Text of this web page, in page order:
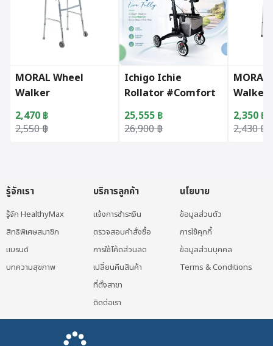
MORAL Wheel
Walker
2,550฿
Original price was: 2,550 ฿.
2,470 ฿
Current price is: 2,470 ฿.
Ichigo Ichie
Rollator #Comfort
Walk
26,900฿
Original price was: 26,900 ฿.
25,555 ฿
Current price is: 25,555 ฿.
Walker
2,430฿
Original
2,350 ฿
Current
รู้จักเรา
รู้จัก HealthyMax
สิทธิพิเศษสมาชิก
แบรนด์
บทความสุขภาพ
บริการลูกค้า
แจ้งการชำระเงิน
ตรวจสอบคำสั่งซื้อ
การใช้โค้ดส่วนลด
เปลี่ยนคืนสินค้า
ที่ตั้งสาขา
ติดต่อเรา
นโยบาย
ข้อมูลส่วนตัว
การใช้คุกกี้
ข้อมูลส่วนบุคคล
Terms & Conditions